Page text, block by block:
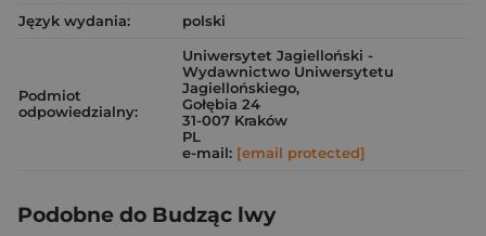
Język wydania:
polski
Podmiot
odpowiedzialny:
Uniwersytet Jagielloński -
Wydawnictwo Uniwersytetu
Jagiellońskiego,
Gołębia 24
31-007 Kraków
PL
e-mail: [email protected]
Podobne do Budząc lwy